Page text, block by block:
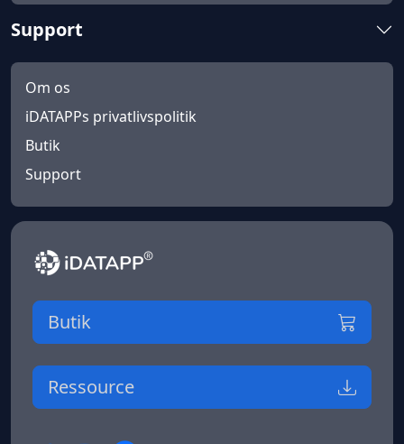
Support
Om os
iDATAPPs privatlivspolitik
Butik
Support
Butik
Ressource